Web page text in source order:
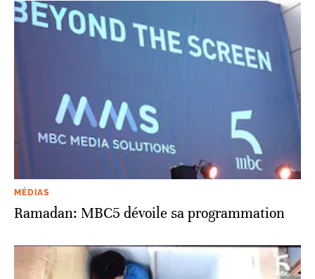
MÉDIAS
Ramadan: MBC5 dévoile sa programmation